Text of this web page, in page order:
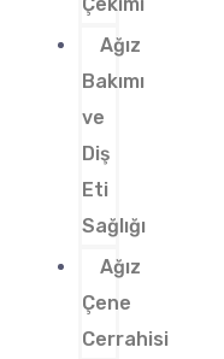
Ağız
Bakımı
ve
Diş
Eti
Sağlığı
Ağız
Çene
Cerrahisi